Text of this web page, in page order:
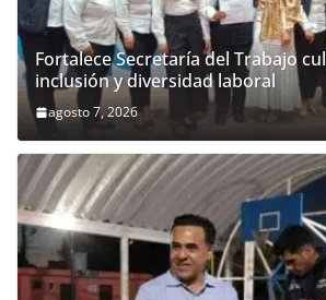
Fortalece Secretaría del Trabajo
inclusión y diversidad laboral
agosto 7, 2026